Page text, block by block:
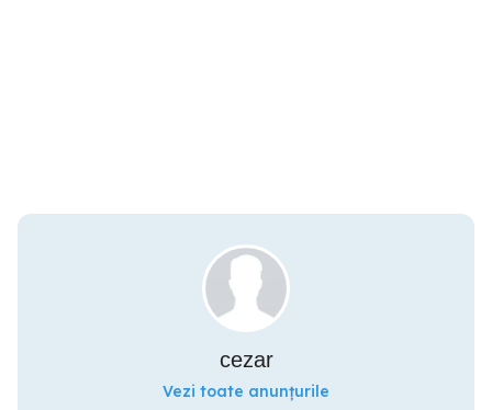
cezar
Vezi toate anunțurile